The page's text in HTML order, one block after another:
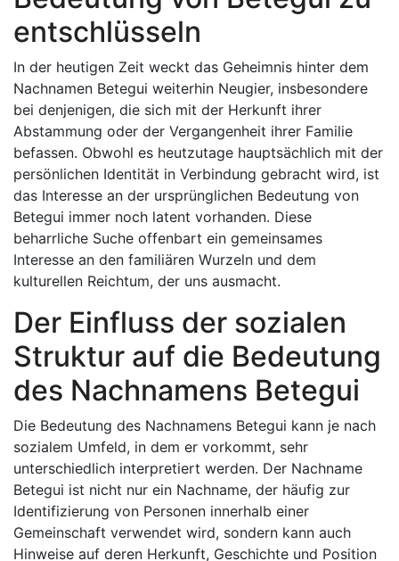
entschlüsseln
In der heutigen Zeit weckt das Geheimnis hinter dem
Nachnamen Betegui weiterhin Neugier, insbesondere
bei denjenigen, die sich mit der Herkunft ihrer
Abstammung oder der Vergangenheit ihrer Familie
befassen. Obwohl es heutzutage hauptsächlich mit der
persönlichen Identität in Verbindung gebracht wird, ist
das Interesse an der ursprünglichen Bedeutung von
Betegui immer noch latent vorhanden. Diese
beharrliche Suche offenbart ein gemeinsames
Interesse an den familiären Wurzeln und dem
kulturellen Reichtum, der uns ausmacht.
Der Einfluss der sozialen
Struktur auf die Bedeutung
des Nachnamens Betegui
Die Bedeutung des Nachnamens Betegui kann je nach
sozialem Umfeld, in dem er vorkommt, sehr
unterschiedlich interpretiert werden. Der Nachname
Betegui ist nicht nur ein Nachname, der häufig zur
Identifizierung von Personen innerhalb einer
Gemeinschaft verwendet wird, sondern kann auch
Hinweise auf deren Herkunft, Geschichte und Position